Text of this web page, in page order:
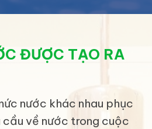
ĐƯỢC TẠO RA
nước khác nhau phục
về nước trong cuộc